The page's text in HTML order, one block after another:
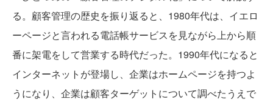
る。顧客管理の歴史を振り返ると、1980年代は、イエロ
ーページと言われる電話帳サービスを見ながら上から順
番に架電をして営業する時代だった。1990年代になると
インターネットが登場し、企業はホームページを持つよ
うになり、企業は顧客ターゲットについて調べたうえで